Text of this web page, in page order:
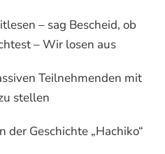
– sag Bescheid, ob
– Wir losen aus
Teilnehmenden mit
stellen
der Geschichte „Hachiko“